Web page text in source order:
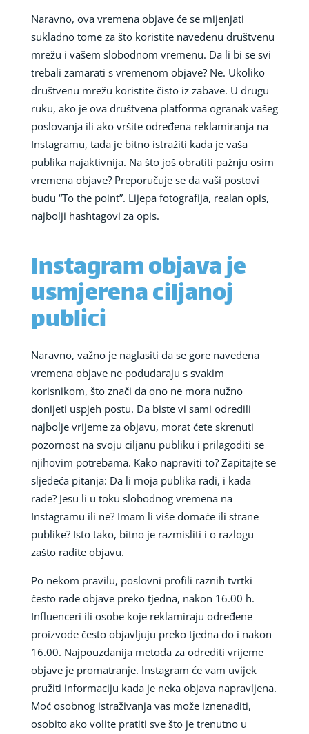
Naravno, ova vremena objave će se mijenjati
sukladno tome za što koristite navedenu društvenu
mrežu i vašem slobodnom vremenu. Da li bi se svi
trebali zamarati s vremenom objave? Ne. Ukoliko
društvenu mrežu koristite čisto iz zabave. U drugu
ruku, ako je ova društvena platforma ogranak vašeg
poslovanja ili ako vršite određena reklamiranja na
Instagramu, tada je bitno istražiti kada je vaša
publika najaktivnija. Na što još obratiti pažnju osim
vremena objave? Preporučuje se da vaši postovi
budu “To the point”. Lijepa fotografija, realan opis,
najbolji hashtagovi za opis.
Instagram objava je
usmjerena ciljanoj
publici
Naravno, važno je naglasiti da se gore navedena
vremena objave ne podudaraju s svakim
korisnikom, što znači da ono ne mora nužno
donijeti uspjeh postu. Da biste vi sami odredili
najbolje vrijeme za objavu, morat ćete skrenuti
pozornost na svoju ciljanu publiku i prilagoditi se
njihovim potrebama. Kako napraviti to? Zapitajte se
sljedeća pitanja: Da li moja publika radi, i kada
rade? Jesu li u toku slobodnog vremena na
Instagramu ili ne? Imam li više domaće ili strane
publike? Isto tako, bitno je razmisliti i o razlogu
zašto radite objavu.
Po nekom pravilu, poslovni profili raznih tvrtki
često rade objave preko tjedna, nakon 16.00 h.
Influenceri ili osobe koje reklamiraju određene
proizvode često objavljuju preko tjedna do i nakon
16.00. Najpouzdanija metoda za odrediti vrijeme
objave je promatranje. Instagram će vam uvijek
pružiti informaciju kada je neka objava napravljena.
Moć osobnog istraživanja vas može iznenaditi,
osobito ako volite pratiti sve što je trenutno u